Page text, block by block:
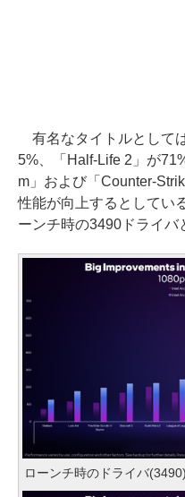
有名なタイトルとして
5%、「Half-Life 2」が
m」および「Counter-
性能が向上するとしてい
ーンチ時の3490ドライバ
ローンチ時のドライバ